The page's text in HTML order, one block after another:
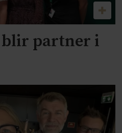
blir partner i